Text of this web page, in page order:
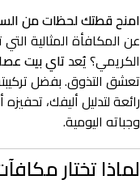
امنح قطتك لحظات من
عن المكافأة المثالية
الكريمي؟ يُعدتاي بيت
تعشق التذوق. بفضل
رائعة لتدليل أليفك،
وجباته اليومية.